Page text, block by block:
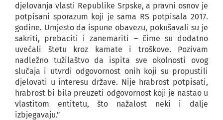
djelovanja vlasti Republike Srpske, a pravni osnov je
potpisani sporazum koji je sama RS potpisala 2017.
godine. Umjesto da ispune obavezu, pokušavali su je
sakriti, prebaciti i zanemariti – čime su dodatno
uvećali štetu kroz kamate i troškove. Pozivam
nadležno tužilaštvo da ispita sve okolnosti ovog
slučaja i utvrdi odgovornost onih koji su propustili
djelovati u interesu države. Nije hrabrost potpisati,
hrabrost bi bila preuzeti odgovornost koji je nastao u
vlastitom entitetu, što nažalost neki i dalje
izbjegavaju.”